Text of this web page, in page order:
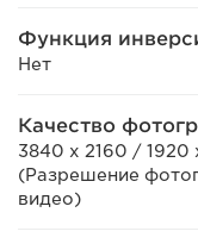
Функция
Нет
Качество
3840 x 2160 / 1920
(Разрешение
видео)